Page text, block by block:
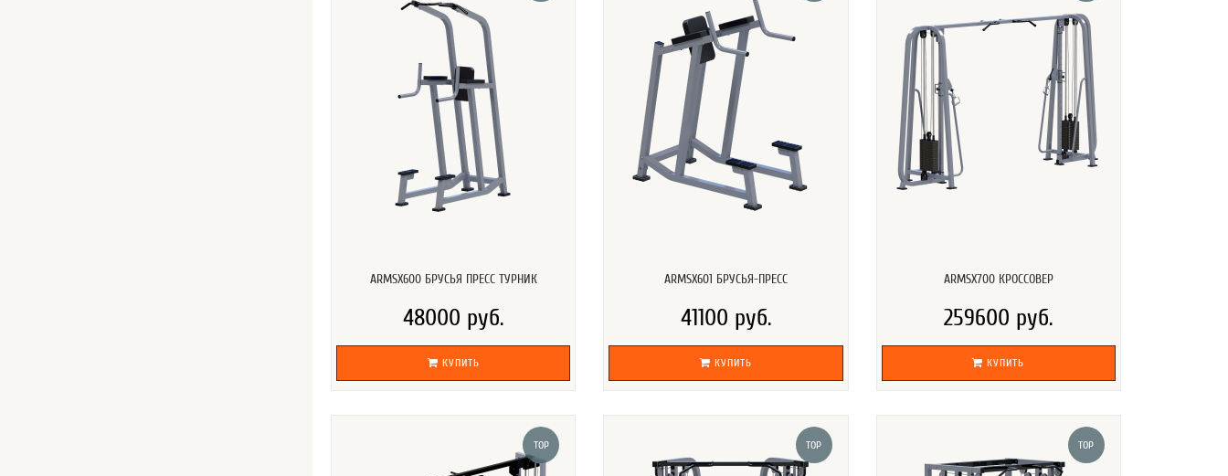
ARMSX600 БРУСЬЯ ПРЕСС ТУРНИК
48000 руб.
КУПИТЬ
ARMSX601 БРУСЬЯ-ПРЕСС
41100 руб.
КУПИТЬ
ARMSX700 КРОССОВЕР
259600 руб.
КУПИТЬ
TOP TOP TOP